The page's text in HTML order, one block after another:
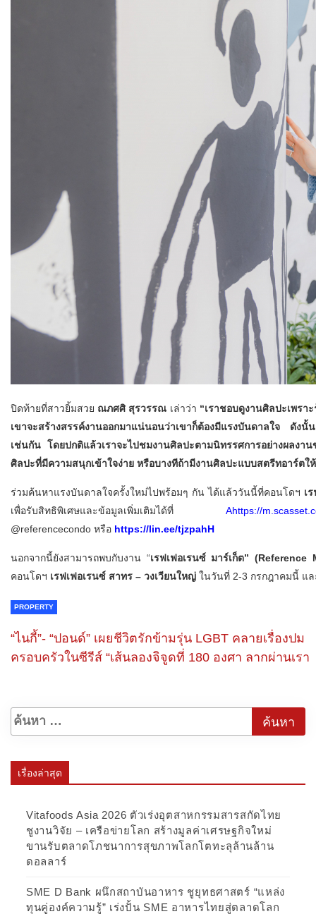
ปิดท้ายที่สาวยิ้มสวย ณภศศิ สุรวรรณ เล่าว่า “เราชอบดูงานศิลปะเพร
เขาจะสร้างสรรค์งานออกมาแน่นอนว่าเขาก็ต้องมีแรงบันดาลใจ ดังนั้
เช่นกัน โดยปกติแล้วเราจะไปชมงานศิลปะตามนิทรรศการอย่างผลง
ศิลปะที่มีความสนุกเข้าใจง่าย หรือบางทีถ้ามีงานศิลปะแบบสตรีทอาร์ต
ร่วมค้นหาแรงบันดาลใจครั้งใหม่ไปพร้อมๆ กัน ได้แล้ววันนี้ที่คอนโดฯ เ
เพื่อรับสิทธิพิเศษและข้อมูลเพิ่มเติมได้ที่
Ahttps://
@referencecondo หรือ https://lin.ee/tjzpahH
นอกจากนี้ยังสามารถพบกับงาน “เรฟเฟอเรนซ์ มาร์เก็ต”
คอนโดฯ เรฟเฟอเรนซ์ สาทร – วงเวียนใหญ่ ในวันที่ 2-3 กรกฎาคมนี้ แล
PROPERTY
“ไนกี้”- “ปอนด์” เผยชีวิตรักข้ามรุ่น LGBT คลายเรื่องปม
ครอบครัวในซีรีส์ “เส้นลองจิจูดที่ 180 องศา ลากผ่านเรา
เรื่องล่าสุด
Vitafoods Asia 2026 ตัวเร่งอุตสาหกรรมสารสกัดไทย
ชูงานวิจัย – เครือข่ายโลก สร้างมูลค่าเศรษฐกิจใหม่
ขานรับตลาดโภชนาการสุขภาพโลกโตทะลุล้านล้าน
ดอลลาร์
SME D Bank ผนึกสถาบันอาหาร ชูยุทธศาสตร์ “แหล่ง
ทุนคู่องค์ความรู้” เร่งปั้น SME อาหารไทยสู่ตลาดโลก